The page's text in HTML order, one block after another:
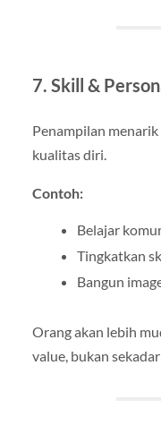
7. Skill &
Penampilan
kualitas diri.
Contoh:
Belajar
Tingkatkan
Bangun
Orang akan lebih
value, bukan